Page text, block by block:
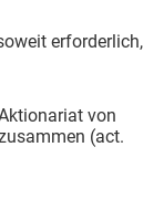
erforderlich,
von
(act.